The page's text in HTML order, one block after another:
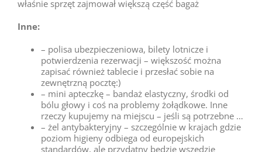
właśnie sprzęt zajmował większą część bagaż
Inne:
– polisa ubezpieczeniowa, bilety lotnicze i
potwierdzenia rezerwacji – większość można
zapisać również tablecie i przesłać sobie na
zewnętrzną pocztę:)
– mini apteczkę – bandaż elastyczny, środki od
bólu głowy i coś na problemy żołądkowe. Inne
rzeczy kupujemy na miejscu – jeśli są potrzebne …
– żel antybakteryjny – szczególnie w krajach gdzie
poziom higieny odbiega od europejskich
standardów, ale przydatny będzie wszędzie